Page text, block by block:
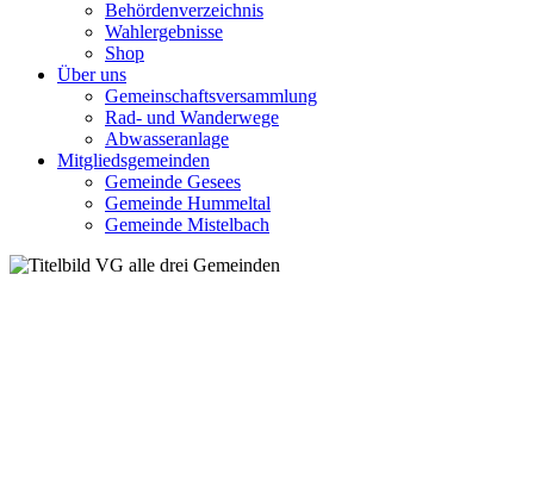
Behördenverzeichnis
Wahlergebnisse
Shop
Über uns
Gemeinschaftsversammlung
Rad- und Wanderwege
Abwasseranlage
Mitgliedsgemeinden
Gemeinde Gesees
Gemeinde Hummeltal
Gemeinde Mistelbach